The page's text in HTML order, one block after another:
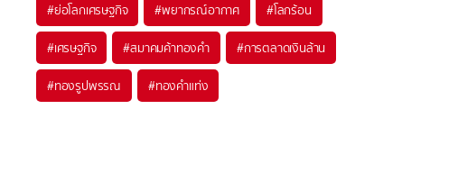
#ย่อโลกเศรษฐกิจ #พยากรณ์อากาศ #โลกร้อน
#เศรษฐกิจ #สมาคมค้าทองคำ #การตลาดเงินล้าน
#ทองรูปพรรณ #ทองคำแท่ง